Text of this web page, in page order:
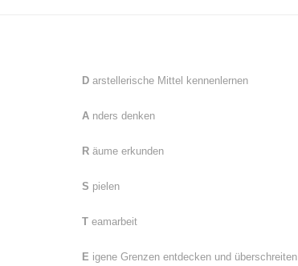
D arstellerische Mittel kennenlernen
A nders denken
R äume erkunden
S pielen
T eamarbeit
E igene Grenzen entdecken und überschreiten